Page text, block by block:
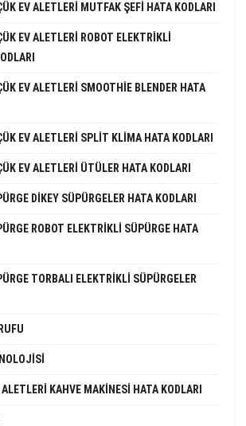
EV ALETLERI MUTFAK ŞEFI HATA KODLARI
EV ALETLERI ROBOT ELEKTRIKLI
EV ALETLERI SMOOTHIE BLENDER HATA
EV ALETLERI SPLIT KLIMA HATA KODLARI
EV ALETLERI ÜTÜLER HATA KODLARI
DIKEY SÜPÜRGELER HATA KODLARI
ROBOT ELEKTRIKLI SÜPÜRGE HATA
TORBALI ELEKTRIKLI SÜPÜRGELER
KAHVE MAKINESI HATA KODLARI